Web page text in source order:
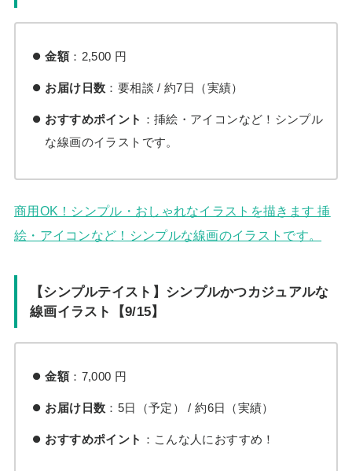
金額：2,500 円
お届け日数 ：要相談 / 約7日（実績）
おすすめポイント ：挿絵・アイコンなど！シンプル
な線画のイラストです。
商用OK！シンプル・おしゃれなイラストを描きます 挿
絵・アイコンなど！シンプルな線画のイラストです。
【シンプルテイスト】シンプルかつカジュアルな
線画イラスト【9/15】
金額：7,000 円
お届け日数 ：5日（予定） / 約6日（実績）
おすすめポイント ：こんな人におすすめ！